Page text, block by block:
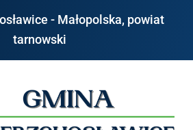
- Małopolska, powiat
tarnowski